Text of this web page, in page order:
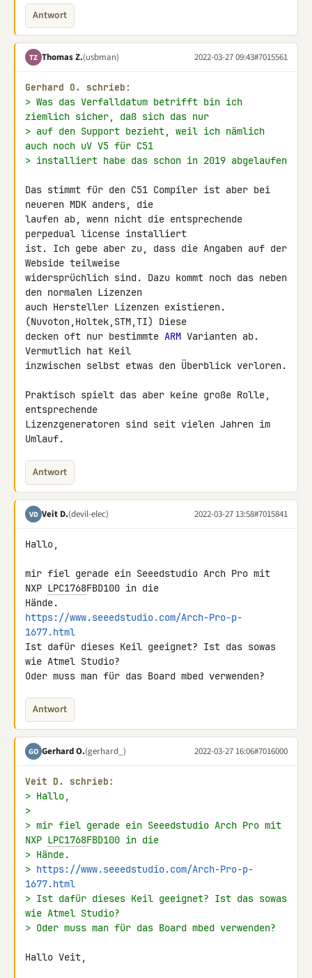
Antwort
TZ Thomas Z.(usbman) 2022-03-27 09:43#7015561
Gerhard O. schrieb:
> Was das Verfalldatum betrifft bin ich
ziemlich sicher, daß sich das nur
> auf den Support bezieht, weil ich nämlich
auch noch uV V5 für C51
> installiert habe das schon in 2019 abgelaufen
Das stimmt für den C51 Compiler ist aber bei
neueren MDK anders, die
laufen ab, wenn nicht die entsprechende
perpedual license installiert
ist. Ich gebe aber zu, dass die Angaben auf der
Webside teilweise
widersprüchlich sind. Dazu kommt noch das neben
den normalen Lizenzen
auch Hersteller Lizenzen existieren.
(Nuvoton,Holtek,STM,TI) Diese
decken oft nur bestimmte ARM Varianten ab.
Vermutlich hat Keil
inzwischen selbst etwas den Überblick verloren.
Praktisch spielt das aber keine große Rolle,
entsprechende
Lizenzgeneratoren sind seit vielen Jahren im
Umlauf.
Antwort
VD Veit D.(devil-elec) 2022-03-27 13:58#7015841
Hallo,
mir fiel gerade ein Seeedstudio Arch Pro mit
NXP LPC1768FBD100 in die
https://www.seeedstudio.com/Arch-Pro-p-
1677.html
Ist dafür dieses Keil geeignet? Ist das sowas
wie Atmel Studio?
Oder muss man für das Board mbed verwenden?
Antwort
GO Gerhard O.(gerhard_) 2022-03-27 16:06#7016000
Veit D. schrieb:
> Hallo,
>
> mir fiel gerade ein Seeedstudio Arch Pro mit
NXP LPC1768FBD100 in die
> Hände.
> https://www.seeedstudio.com/Arch-Pro-p-
1677.html
> Ist dafür dieses Keil geeignet? Ist das sowas
wie Atmel Studio?
> Oder muss man für das Board mbed verwenden?
Hallo Veit,